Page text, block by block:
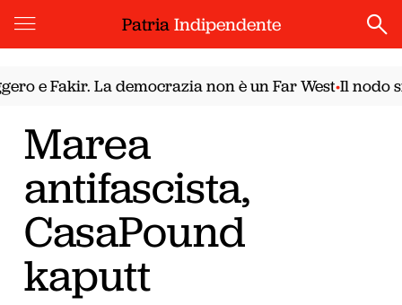
PatriaIndipendente
e Fakir. La democrazia non è un Far West•Il nodo
Marea
antifascista,
CasaPound
kaputt